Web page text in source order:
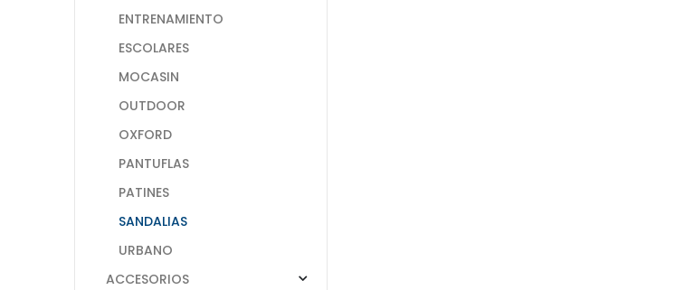
ENTRENAMIENTO
ESCOLARES
MOCASIN
OUTDOOR
OXFORD
PANTUFLAS
PATINES
SANDALIAS
URBANO
ACCESORIOS